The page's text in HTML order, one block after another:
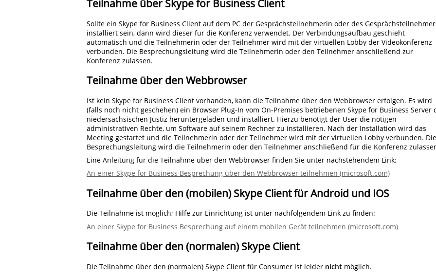
Teilnahme über Skype for Business Client
Sollte ein Skype for Business Client auf dem PC der Gesprächsteilnehmerin oder des
installiert sein, dann wird dieser für die Konferenz verwendet. Der Verbindungsaufbau geschieht
automatisch und die Teilnehmerin oder der Teilnehmer wird mit der virtuellen Lobby der Videokonferenz
verbunden. Die Besprechungsleitung wird die Teilnehmerin oder den Teilnehmer anschließend zur
Konferenz zulassen.
Teilnahme über den Webbrowser
Ist kein Skype for Business Client vorhanden, kann die Teilnahme über den Webbrowser erfolgen. Es wird
(falls noch nicht geschehen) ein Browser Plug-In vom On-Premises betriebenen Skype for Business Server
niedersächsischen Justiz heruntergeladen und installiert. Hierzu benötigt der User die nötigen
administrativen Rechte, um Software auf seinem Rechner zu installieren. Nach der Installation wird das
Meeting gestartet und die Teilnehmerin oder der Teilnehmer wird mit der virtuellen Lobby verbunden. Die
Besprechungsleitung wird die Teilnehmerin oder den Teilnehmer anschließend für die Konferenz
Eine Anleitung für die Teilnahme über den Webbrowser finden Sie unter nachstehendem Link:
An einer Skype for Business Besprechung über den Webbrowser teilnehmen (microsoft.com)
Teilnahme über den (mobilen) Skype Client für Android und IOS
Die Teilnahme ist möglich; Hilfe zur Einrichtung ist unter nachfolgendem Link zu finden:
An einer Skype for Business Besprechung auf einem mobilen Gerät teilnehmen (microsoft.com)
Teilnahme über den (normalen) Skype Client
Die Teilnahme über den (normalen) Skype Client für Consumer ist leider nicht möglich.